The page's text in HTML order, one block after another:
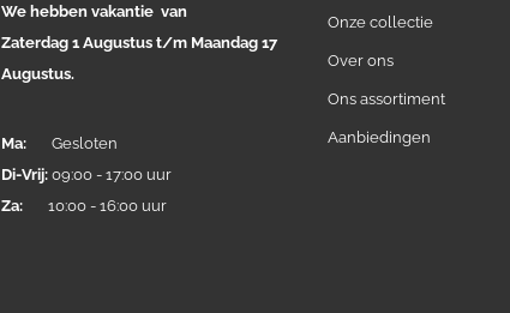
We hebben vakantie van
Zaterdag 1 Augustus t/m Maandag 17
Augustus.
Ma: Gesloten
Di-Vrij:09:00 - 17:00 uur
Za: 10:00 - 16:00 uur
Onze collectie
Over ons
Ons assortiment
Aanbiedingen